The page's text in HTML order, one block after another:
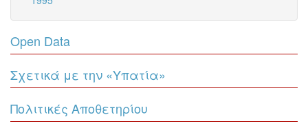
Open Data
Σχετικά με την «Υπατία»
Πολιτικές Αποθετηρίου